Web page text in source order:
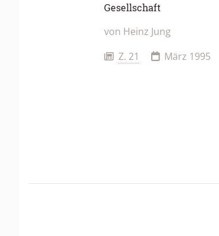
Gesellschaft
von Heinz Jung
Z. 21
März 1995